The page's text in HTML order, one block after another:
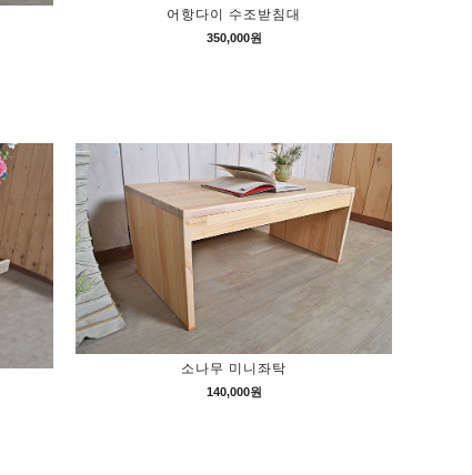
어항다이 수조받침대
350,000원
소나무 미니좌탁
140,000원